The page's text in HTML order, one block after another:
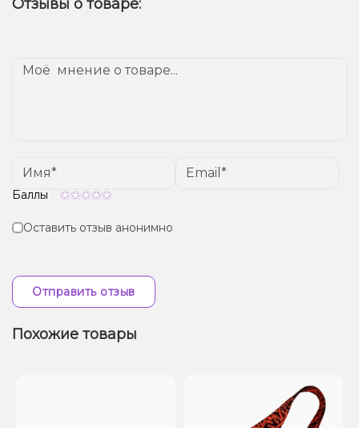
Подтвердите заказ – мы быстро отправим его
специальные предложения. Следите за
Отзывы о товаре:
Баллы
Оставить отзыв анонимно
Отправить отзыв
Похожие товары